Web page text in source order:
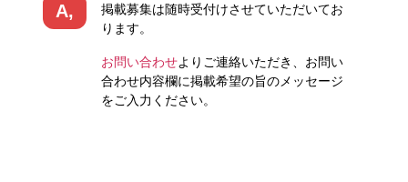
A,
掲載募集は随時受付けさせていただいてお
ります。
お問い合わせよりご連絡いただき、お問い
合わせ内容欄に掲載希望の旨のメッセージ
をご入力ください。